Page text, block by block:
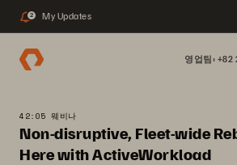
2 My Updates
영업팀: +82
42:05 웨비나
Non-disruptive, Fleet-wide
Here with ActiveWorkload